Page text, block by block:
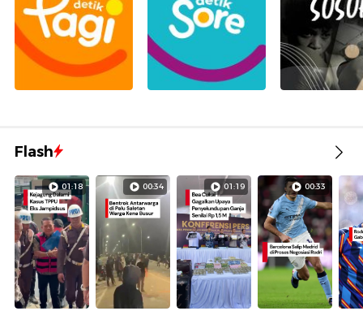
Flash
01:18 00:34 01:19 00:33